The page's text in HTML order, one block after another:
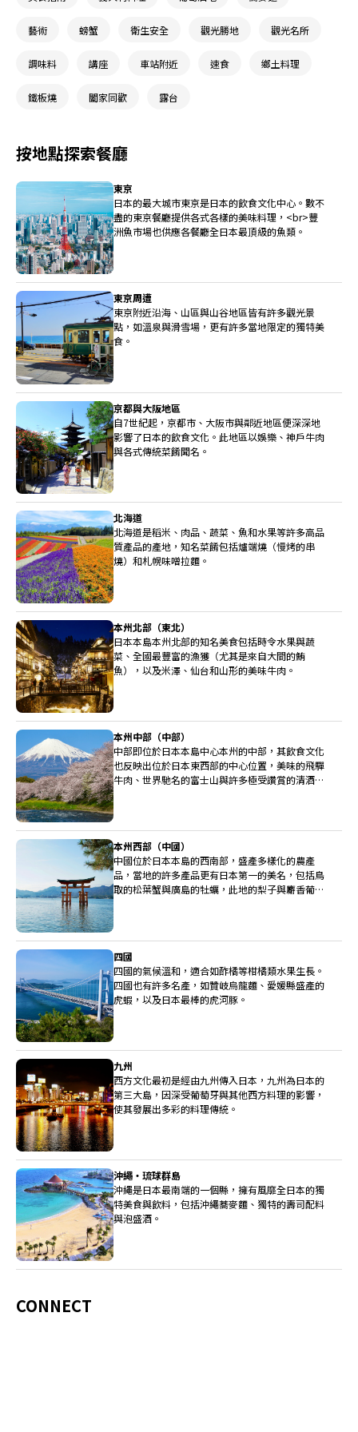
藝術 螃蟹 衛生安全 觀光勝地 觀光名所
調味料 講座 車站附近 速食 鄉土料理
鐵板燒 闔家同歡 露台
按地點探索餐廳
東京
日本的最大城市東京是日本的飲食文化中心。數不
盡的東京餐廳提供各式各樣的美味料理，<br>豐
洲魚市場也供應各餐廳全日本最頂級的魚類。
東京周遭
東京附近沿海、山區與山谷地區皆有許多觀光景
點，如溫泉與滑雪場，更有許多當地限定的獨特美
食。
京都與大阪地區
自7世紀起，京都市、大阪市與鄰近地區便深深地
影響了日本的飲食文化。此地區以娛樂、神戶牛肉
與各式傳統菜餚聞名。
北海道
北海道是稻米、肉品、蔬菜、魚和水果等許多高品
質產品的產地，知名菜餚包括爐端燒（慢烤的串
燒）和札幌味噌拉麵。
本州北部（東北）
日本本島本州北部的知名美食包括時令水果與蔬
菜、全國最豐富的漁獲（尤其是來自大間的鮪
魚），以及米澤、仙台和山形的美味牛肉。
本州中部（中部）
中部即位於日本本島中心本州的中部，其飲食文化
也反映出位於日本東西部的中心位置，美味的飛驒
牛肉、世界馳名的富士山與許多極受讚賞的清酒釀
本州西部（中國）
中國位於日本本島的西南部，盛產多樣化的農產
品，當地的許多產品更有日本第一的美名，包括鳥
取的松葉蟹與廣島的牡蠣，此地的梨子與麝香葡萄
四國
四國的氣候溫和，適合如酢橘等柑橘類水果生長。
四國也有許多名產，如贊岐烏龍麵、愛媛縣盛產的
虎蝦，以及日本最棒的虎河豚。
九州
西方文化最初是經由九州傳入日本，九州為日本的
第三大島，因深受葡萄牙與其他西方料理的影響，
使其發展出多彩的料理傳統。
沖繩・琉球群島
沖繩是日本最南端的一個縣，擁有風靡全日本的獨
特美食與飲料，包括沖繩蕎麥麵、獨特的壽司配料
與泡盛酒。
CONNECT